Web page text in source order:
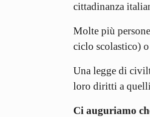
cittadinanza
Molte più
ciclo scolastico)
Una legge di
loro diritti a
Ci auguriamo